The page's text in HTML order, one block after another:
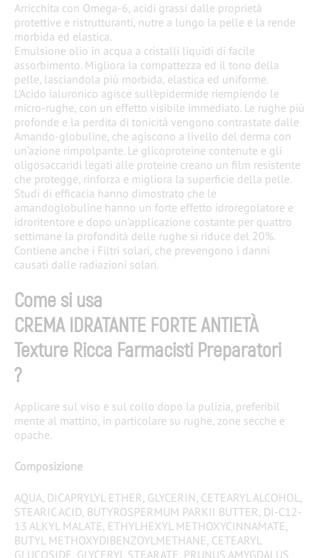
Arricchita con Omega-6, acidi grassi dalle proprietà
protettive e ristrutturanti, nutre a lungo la pelle e la rende
morbida ed elastica.
Emulsione olio in acqua a cristalli liquidi di facile
assorbimento. Migliora la compattezza ed il tono della
pelle, lasciandola più morbida, elastica ed uniforme.
L’Acido ialuronico agisce sull’epidermide riempiendo le
micro-rughe, con un effetto visibile immediato. Le rughe più
profonde e la perdita di tonicità vengono contrastate dalle
Amando-globuline, che agiscono a livello del derma con
un’azione rimpolpante. Le glicoproteine contenute e gli
oligosaccaridi legati alle proteine creano un film resistente
che protegge, rinforza e migliora la superficie della pelle.
Studi di efficacia hanno dimostrato che le
amandoglobuline hanno un forte effetto idroregolatore e
idroritentore e dopo un’applicazione costante per quattro
settimane la profondità delle rughe si riduce del 20%.
Contiene anche i Filtri solari, che prevengono i danni
causati dalle radiazioni solari.
Come si usa
CREMA IDRATANTE FORTE ANTIETÀ
Texture Ricca Farmacisti Preparatori
?
​Applicare sul viso e sul collo dopo la pulizia, preferibil​
mente al mattino, in particolare su rughe, zone secche e
opache.​​​
Composizione
AQUA, DICAPRYLYL ETHER, GLYCERIN, CETEARYL ALCOHOL,
STEARIC ACID, BUTYROSPERMUM PARKII BUTTER, DI-C12-
13 ALKYL MALATE, ETHYLHEXYL METHOXYCINNAMATE,
BUTYL METHOXYDIBENZOYLMETHANE, CETEARYL
GLUCOSIDE, GLYCERYL STEARATE, PRUNUS AMYGDALUS